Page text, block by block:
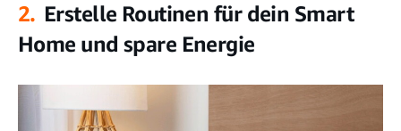
2. Erstelle Routinen für dein Smart
Home und spare Energie